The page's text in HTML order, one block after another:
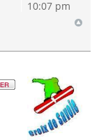
10:07 pm